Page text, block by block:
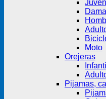
Dama
Moto
Orejeras
Infantil
Pijamas,